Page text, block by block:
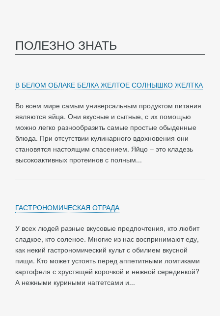
ПОЛЕЗНО ЗНАТЬ
В БЕЛОМ ОБЛАКЕ БЕЛКА ЖЕЛТОЕ СОЛНЫШКО ЖЕЛТКА
Во всем мире самым универсальным продуктом питания
являются яйца. Они вкусные и сытные, с их помощью
можно легко разнообразить самые простые обыденные
блюда. При отсутствии кулинарного вдохновения они
становятся настоящим спасением. Яйцо – это кладезь
высокоактивных протеинов с полным...
ГАСТРОНОМИЧЕСКАЯ ОТРАДА
У всех людей разные вкусовые предпочтения, кто любит
сладкое, кто соленое. Многие из нас воспринимают еду,
как некий гастрономический культ с обилием вкусной
пищи. Кто может устоять перед аппетитными ломтиками
картофеля с хрустящей корочкой и нежной серединкой?
А нежными куриными наггетсами и...